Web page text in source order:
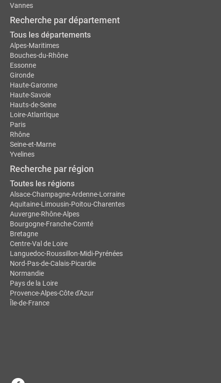
Vannes
Recherche par département
Tous les départements
Alpes-Maritimes
Bouches-du-Rhône
Essonne
Gironde
Haute-Garonne
Haute-Savoie
Hauts-de-Seine
Loire-Atlantique
Paris
Rhône
Seine-et-Marne
Yvelines
Recherche par région
Toutes les régions
Alsace-Champagne-Ardenne-Lorraine
Aquitaine-Limousin-Poitou-Charentes
Auvergne-Rhône-Alpes
Bourgogne-Franche-Comté
Bretagne
Centre-Val de Loire
Languedoc-Roussillon-Midi-Pyrénées
Nord-Pas-de-Calais-Picardie
Normandie
Pays de la Loire
Provence-Alpes-Côte d'Azur
Île-de-France